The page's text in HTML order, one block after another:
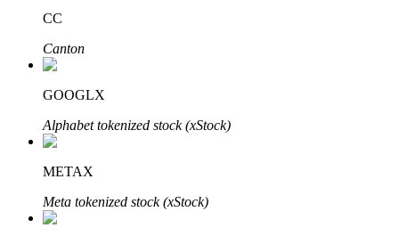
Изучите стейкинг
CC
Canton
GOOGLX
Alphabet tokenized stock (xStock)
METAX
Meta tokenized stock (xStock)